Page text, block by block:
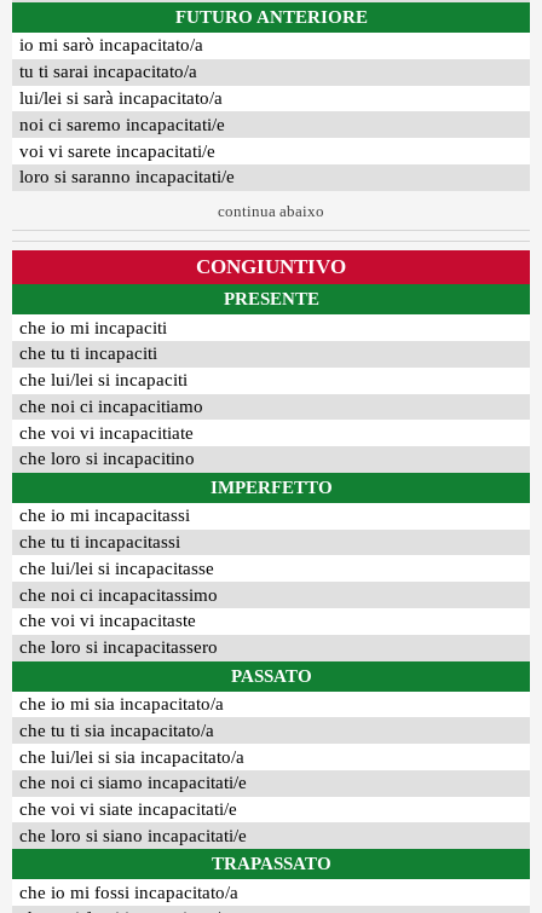
FUTURO ANTERIORE
io mi sarò incapacitato/a
tu ti sarai incapacitato/a
lui/lei si sarà incapacitato/a
noi ci saremo incapacitati/e
voi vi sarete incapacitati/e
loro si saranno incapacitati/e
continua abaixo
CONGIUNTIVO
PRESENTE
che io mi incapaciti
che tu ti incapaciti
che lui/lei si incapaciti
che noi ci incapacitiamo
che voi vi incapacitiate
che loro si incapacitino
IMPERFETTO
che io mi incapacitassi
che tu ti incapacitassi
che lui/lei si incapacitasse
che noi ci incapacitassimo
che voi vi incapacitaste
che loro si incapacitassero
PASSATO
che io mi sia incapacitato/a
che tu ti sia incapacitato/a
che lui/lei si sia incapacitato/a
che noi ci siamo incapacitati/e
che voi vi siate incapacitati/e
che loro si siano incapacitati/e
TRAPASSATO
che io mi fossi incapacitato/a